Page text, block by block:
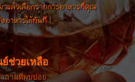
แล้วเลือกรายการอาหารที่คุณ
อาหารได้ทันที !
ช่วยเหลือ
ถามที่พบบ่อย